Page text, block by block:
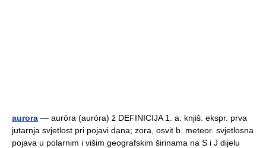
aurora — aurȏra (auróra) ž DEFINICIJA 1. a. knjiš. ekspr. prva
jutarnja svjetlost pri pojavi dana; zora, osvit b. meteor. svjetlosna
pojava u polarnim i višim geografskim širinama na S i J dijelu